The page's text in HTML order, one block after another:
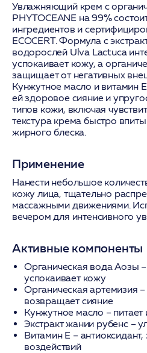
Увлажняющий крем с
PHYTOCEANE на 99%
ингредиентов и
ECOCERT. Формула с
водорослей Ulva Lactuca
успокаивает кожу, а
защищает от негативных
Кунжутное масло и витамин
ей здоровое сияние и
типов кожи, включая
текстура крема быстро
жирного блеска.
Применение
Нанести небольшое
кожу лица, тщательно
массажными движениями.
вечером для интенсивного
Активные компоненты
Органическая вода Аозы
успокаивает кожу
Органическая артемизия
возвращает сияние
Кунжутное масло –
Экстракт жании рубенс–
Витамин Е –
воздействий